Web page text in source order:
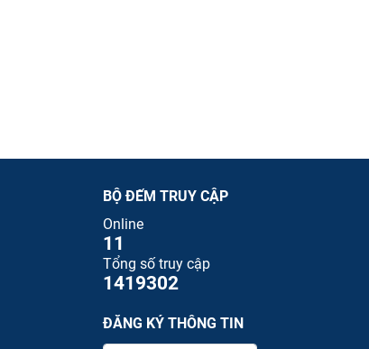
BỘ ĐẾM TRUY CẬP
Online
11
Tổng số truy cập
1419302
ĐĂNG KÝ THÔNG TIN